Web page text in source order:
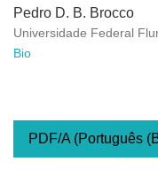
Pedro D. B. Brocco
Universidade Federal
Bio
PDF/A (Português